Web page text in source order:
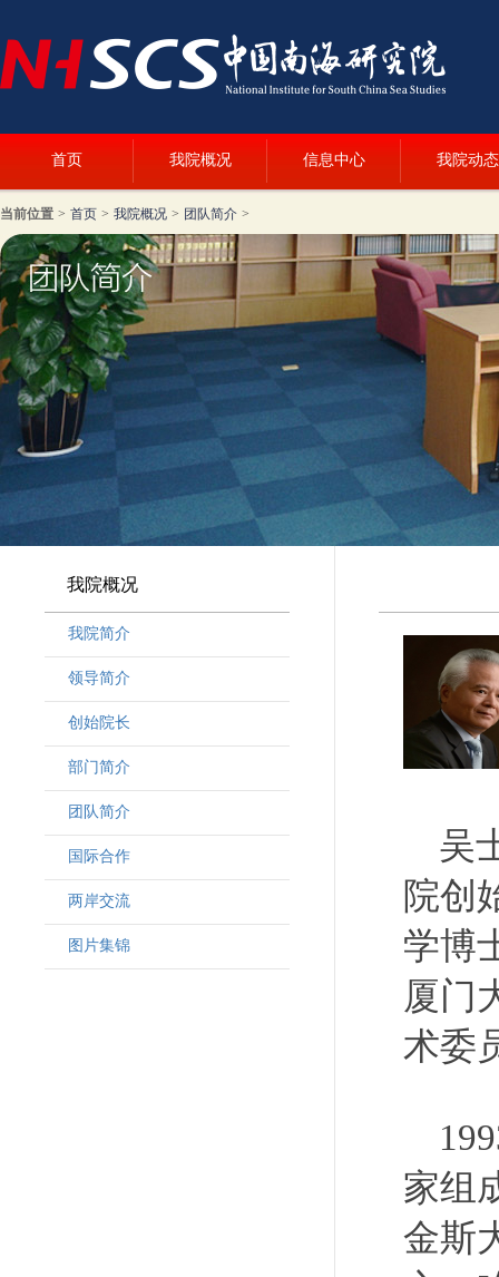
首页 我院概况 信息中心 我院动态
当前位置 > 首页 > 我院概况 > 团队简介 >
我院概况
我院简介
领导简介
· 韩晶磊副院长
· 周勇副院长
· 林勇新副院长
创始院长
部门简介
团队简介
· 客座教授
· 访问学者
国际合作
两岸交流
图片集锦
吴
院创
学博
厦门
术委
家组
金斯